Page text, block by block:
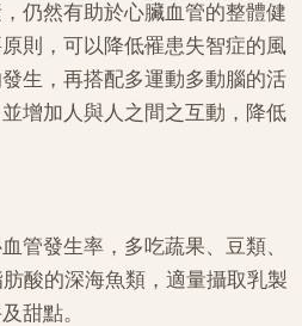
仍然有助於心臟血管的整體健
則，可以降低罹患失智症的風
生，再搭配多運動多動腦的活
增加人與人之間之互動，降低
管發生率，多吃蔬果、豆類、
酸的深海魚類，適量攝取乳製
甜點。